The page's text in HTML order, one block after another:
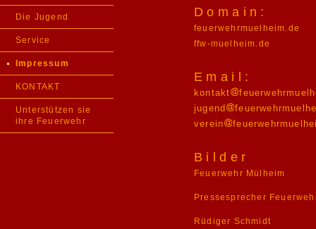
Die Jugend
Service
Impressum
KONTAKT
Unterstützen sie
ihre Feuerwehr
Domain:
feuerwehrmuelheim.de
ffw-muelheim.de
Email:
kontakt
jugend
verein
Bilder
Feuerwehr Mülheim
Pressesprecher
Rüdiger Schmidt